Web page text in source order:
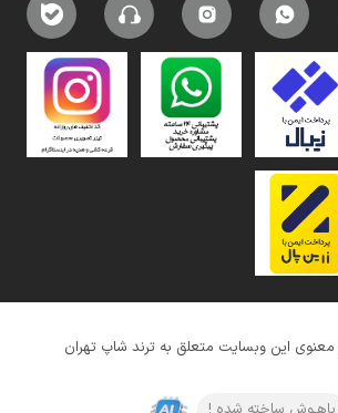
این وبسایت متعلق به ترند شاپ تهران